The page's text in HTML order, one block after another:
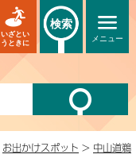
メニュー
いざとい
うときに
検索
お出かけスポット > 中山道鵜